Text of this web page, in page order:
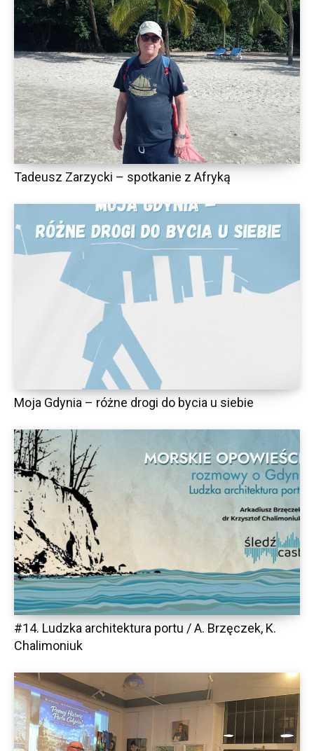
Tadeusz Zarzycki – spotkanie z Afryką
Moja Gdynia – różne drogi do bycia u siebie
#14. Ludzka architektura portu / A. Brzęczek, K.
Chalimoniuk